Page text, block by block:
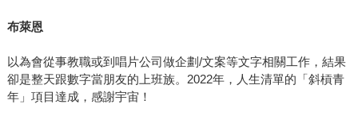
布萊恩
以為會從事教職或到唱片公司做企劃/文案等文字相關工作，結果
卻是整天跟數字當朋友的上班族。2022年，人生清單的「斜槓青
年」項目達成，感謝宇宙！